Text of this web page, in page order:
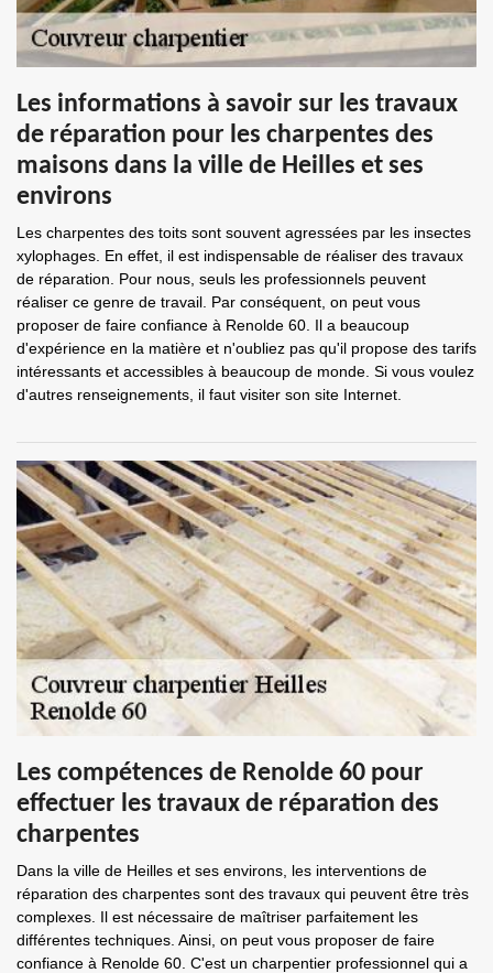
Les informations à savoir sur les travaux
de réparation pour les charpentes des
maisons dans la ville de Heilles et ses
environs
Les charpentes des toits sont souvent agressées par les insectes
xylophages. En effet, il est indispensable de réaliser des travaux
de réparation. Pour nous, seuls les professionnels peuvent
réaliser ce genre de travail. Par conséquent, on peut vous
proposer de faire confiance à Renolde 60. Il a beaucoup
d'expérience en la matière et n'oubliez pas qu'il propose des tarifs
intéressants et accessibles à beaucoup de monde. Si vous voulez
d'autres renseignements, il faut visiter son site Internet.
Les compétences de Renolde 60 pour
effectuer les travaux de réparation des
charpentes
Dans la ville de Heilles et ses environs, les interventions de
réparation des charpentes sont des travaux qui peuvent être très
complexes. Il est nécessaire de maîtriser parfaitement les
différentes techniques. Ainsi, on peut vous proposer de faire
confiance à Renolde 60. C'est un charpentier professionnel qui a